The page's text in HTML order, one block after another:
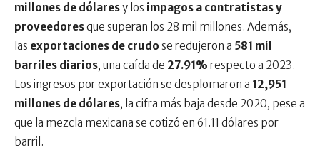
millones de dólaresy los impagos a contratistas y
proveedoresque superan los 28 mil millones. Además,
las exportaciones de crudo se redujeron a 581 mil
barriles diarios, una caída de 27.91% respecto a 2023.
Los ingresos por exportación se desplomaron a 12,951
millones de dólares, la cifra más baja desde 2020, pese a
que la mezcla mexicana se cotizó en 61.11 dólares por
barril.